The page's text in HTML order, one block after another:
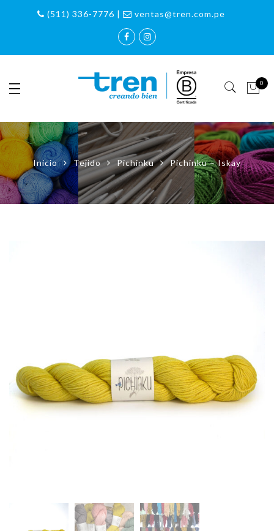
(511) 336-7776 | ventas@tren.com.pe
0
Inicio Tejido Pichinku Pichinku – Iskay